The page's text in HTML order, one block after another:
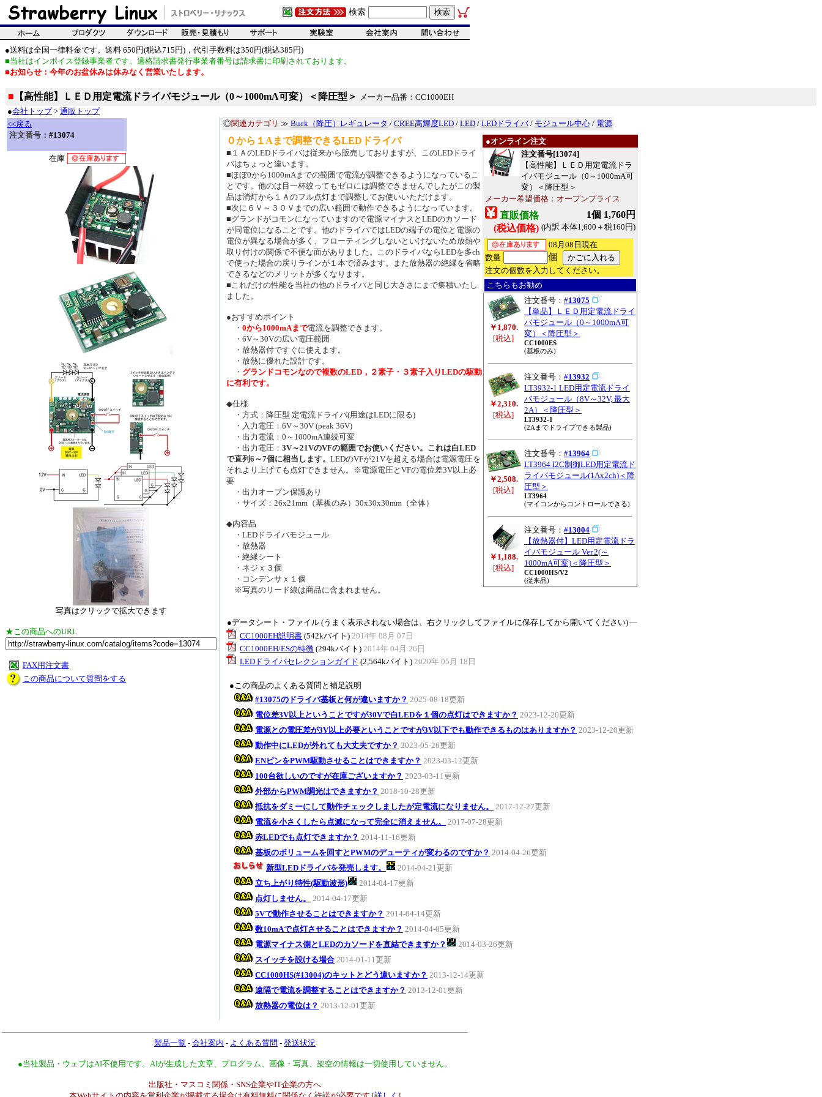
検索
●送料は全国一律料金です。送料 650円(税込715円)，代引手数料は350円(税込385円)
■当社はインボイス登録事業者です。適格請求書発行事業者番号は請求書に印刷されております。
■お知らせ：今年のお盆休みは休みなく営業いたします。
■ 【高性能】ＬＥＤ用定電流ドライバモジュール（0～1000mA可変）＜降圧型＞ メーカー品番：CC1000EH
●会社トップ> 通販トップ
<<戻る
注文番号： #13074
在庫
写真はクリックで拡大できます
★この商品へのURL
FAX用注文書
この商品について質問をする
◎関連カテゴリ ≫ Buck（降圧）レギュレータ / CREE高輝度LED / LED / LEDドライバ/ モジュール中心 / 電源
●オンライン注文
注文番号[13074]
【高性能】ＬＥＤ用定電流ドラ
イバモジュール（0～1000mA可
変）＜降圧型＞
メーカー希望価格：オープンプライス
直販価格
(税込価格)
1個 1,760円
(内訳 本体1,600＋税160円)
08月08日現在
数量
個
注文の個数を入力してください。
こちらもお勧め
￥1,870.
[税込]
注文番号： #13075
【単品】ＬＥＤ用定電流ドライ
バモジュール（0～1000mA可
変）＜降圧型＞
CC1000ES
(基板のみ)
￥2,310.
[税込]
注文番号： #13932
LT3932-1 LED用定電流ドライ
バモジュール（8V～32V, 最大
2A）＜降圧型＞
LT3932-1
(2Aまでドライブできる製品)
￥2,508.
[税込]
注文番号： #13964
LT3964 I2C制御LED用定電流ド
ライバモジュール(1Ax2ch)＜降
圧型＞
LT3964
(マイコンからコントロールできる)
￥1,188.
[税込]
注文番号： #13004
【放熱器付】LED用定電流ドラ
イバモジュール Ver.2(～
1000mA可変)＜降圧型＞
CC1000HS/V2
(従来品)
０から１Aまで調整できるLEDドライバ
■１ＡのLEDドライバは従来から販売しておりますが、このLEDドライ
バはちょっと違います。
■ほぼ0から1000mAまでの範囲で電流が調整できるようになっているこ
とです。他のは目一杯絞ってもゼロには調整できませんでしたがこの製
品は消灯から１Ａのフル点灯まで調整してお使いいただけます。
■次に６Ｖ～３０Ｖまでの広い範囲で動作できるようになっています。
■グランドがコモンになっていますので電源マイナスとLEDのカソード
が同電位になることです。他のドライバではLEDの端子の電位と電源の
電位が異なる場合が多く、フローティングしないといけないため放熱や
取り付けの関係で不便な面がありました。このドライバならLEDを多ch
で使った場合の戻りラインが１本で済みます。また放熱器の絶縁を省略
できるなどのメリットが多くなります。
■これだけの性能を当社の他のドライバと同じ大きさにまで集積いたし
ました。
●おすすめポイント
・ 0から1000mAまで電流を調整できます。
・6V～30Vの広い電圧範囲
・放熱器付ですぐに使えます。
・放熱に優れた設計です。
・ グランドコモンなので複数のLED，２素子・３素子入りLEDの駆動
に有利です。
◆仕様
・方式：降圧型 定電流ドライバ(用途はLEDに限る)
・入力電圧：6V～30V (peak 36V)
・出力電流：0～1000mA連続可変
・出力電圧： 3V～21VのVFの範囲でお使いください。これは白LED
で直列6～7個に相当します。 LEDのVFが21Vを超える場合は電源電圧を
それより上げても点灯できません。※電源電圧とVFの電位差3V以上必
要
・出力オープン保護あり
・サイズ：26x21mm（基板のみ）30x30x30mm（全体）
◆内容品
・LEDドライバモジュール
・放熱器
・絶縁シート
・ネジｘ３個
・コンデンサｘ１個
※写真のリード線は商品に含まれません。
●データシート・ファイル (うまく表示されない場合は、右クリックしてファイルに保存してから開いてください)
CC1000EH説明書 (542kバイト) 2014年 08月 07日
CC1000EH/ESの特徴 (294kバイト) 2014年 04月 26日
LEDドライバセレクションガイド (2,564kバイト) 2020年 05月 18日
●この商品のよくある質問と補足説明
#13075のドライバ基板と何が違いますか？ 2025-08-18更新
電位差3V以上ということですが30Vで白LEDを１個の点灯はできますか？ 2023-12-20更新
電源との電圧差が3V以上必要ということですが3V以下でも動作できるものはありますか？ 2023-12-20更新
動作中にLEDが外れても大丈夫ですか？ 2023-05-26更新
ENピンをPWM駆動させることはできますか？ 2023-03-12更新
100台欲しいのですが在庫ございますか？ 2023-03-11更新
外部からPWM調光はできますか？ 2018-10-28更新
抵抗をダミーにして動作チェックしましたが定電流になりません。
2017-12-27更新
電流を小さくしたら点滅になって完全に消えません。
2017-07-28更新
赤LEDでも点灯できますか？ 2014-11-16更新
基板のボリュームを回すとPWMのデューティが変わるのですか？ 2014-04-26更新
新型LEDドライバを発売します。
2014-04-21更新
立ち上がり特性(駆動波形)
2014-04-17更新
点灯しません。
2014-04-17更新
5Vで動作させることはできますか？ 2014-04-14更新
数10mAで点灯させることはできますか？ 2014-04-05更新
電源マイナス側とLEDのカソードを直結できますか？
2014-03-26更新
スイッチを設ける場合 2014-01-11更新
CC1000HS(#13004)のキットとどう違いますか？ 2013-12-14更新
遠隔で電流を調整することはできますか？ 2013-12-01更新
放熱器の電位は？ 2013-12-01更新
製品一覧 - 会社案内 - よくある質問 - 発送状況
●当社製品・ウェブはAI不使用です。AIが生成した文章、プログラム、画像・写真、架空の情報は一切使用していません。
出版社・マスコミ関係・SNS企業やIT企業の方へ